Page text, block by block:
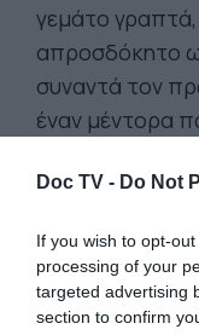
Doc TV - Do Not
If you wish to opt-
processing of your
targeted advertising
section to confirm
γεμάτο γραπτά,
απροσδόκητο
συναντά τον
έναν μέντορα
τον αλλάξει
έναν λόγο να
Ρομπ Μπράουν,
Άμπραχαμ, Ματ
Μπέρι,